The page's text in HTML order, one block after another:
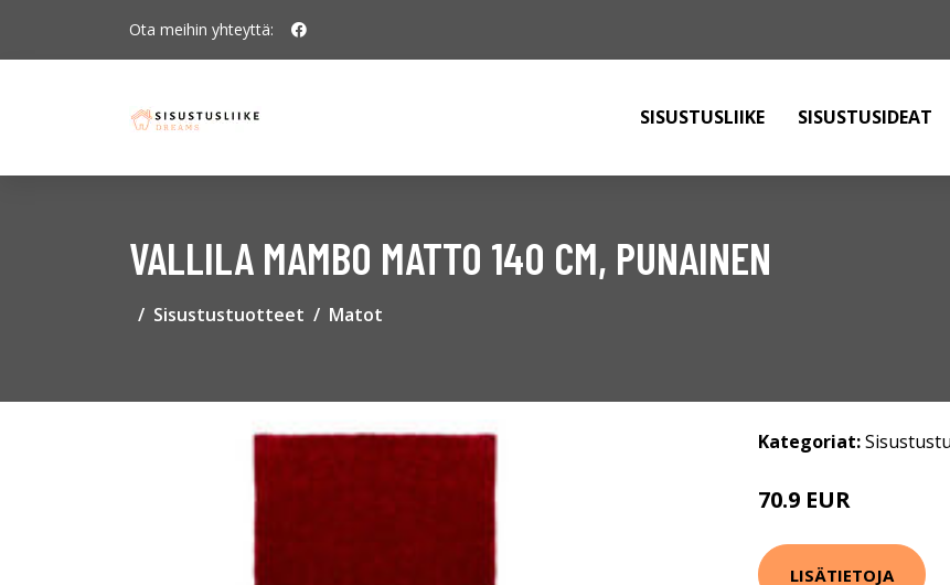
Ota meihin yhteyttä:
SISUSTUSLIIKE SISUSTUSIDEAT
VALLILA MAMBO MATTO 140 CM, PUNAINEN
Sisustustuotteet Matot
Kategoriat:
70.9 EUR
LISÄTIETOJA